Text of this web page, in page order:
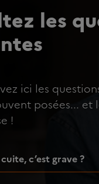
les
ici les
posées... et
!
c’est grave ?